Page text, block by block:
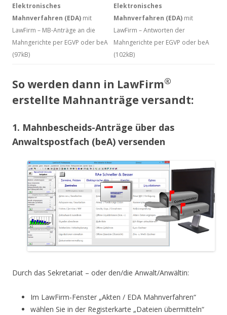
Elektronisches
Mahnverfahren (EDA) mit
LawFirm – MB-Anträge an die
Mahngerichte per EGVP oder beA
(97kB)
Elektronisches
Mahnverfahren (EDA) mit
LawFirm – Antworten der
Mahngerichte per EGVP oder beA
(102kB)
So werden dann in LawFirm®
erstellte Mahnanträge versandt:
1. Mahnbescheids-Anträge über das
Anwaltspostfach (beA) versenden
Durch das Sekretariat – oder den/die Anwalt/Anwältin:
Im LawFirm-Fenster „Akten / EDA Mahnverfahren“
wählen Sie in der Registerkarte „Dateien übermitteln“